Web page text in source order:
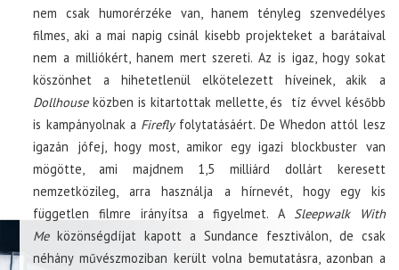
nem csak humorérzéke van, hanem tényleg szenvedélyes
filmes, aki a mai napig csinál kisebb projekteket a barátaival
nem a milliókért, hanem mert szereti. Az is igaz, hogy sokat
köszönhet a hihetetlenül elkötelezett híveinek, akik a
Dollhouseközben is kitartottak mellette, és tíz évvel később
is kampányolnak a Fireflyfolytatásáért. De Whedon attól lesz
igazán jófej, hogy most, amikor egy igazi blockbuster van
mögötte, ami majdnem 1,5 milliárd dollárt keresett
nemzetközileg, arra használja a hírnevét, hogy egy kis
független filmre irányítsa a figyelmet. A Sleepwalk With
Meközönségdíjat kapott a Sundance fesztiválon, de csak
néhány művészmoziban került volna bemutatásra, azonban a